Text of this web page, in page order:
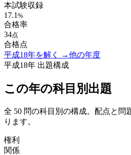
本試験収録
17.1 %
合格率
34点
合格点
平成18年を解く →他の年度
平成18年 出題構成
この年の科目別出題
全 50 問の科目別の構成。配点と問
ります。
権利
関係